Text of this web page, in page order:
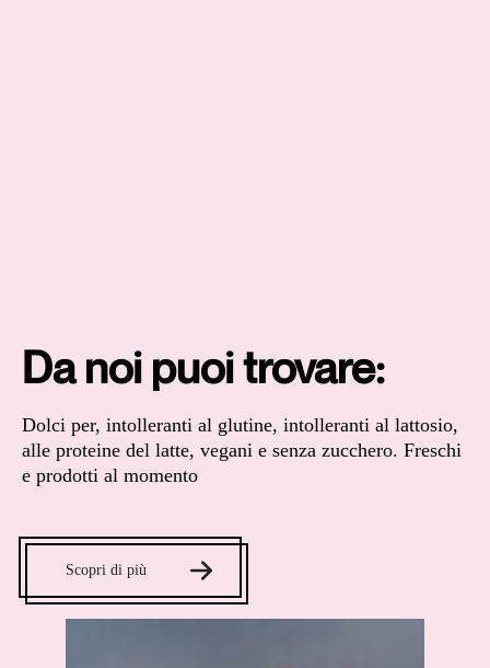
Da noi puoi trovare:
Dolci per, intolleranti al glutine, intolleranti al lattosio,
alle proteine del latte, vegani e senza zucchero. Freschi
e prodotti al momento
Scopri di più